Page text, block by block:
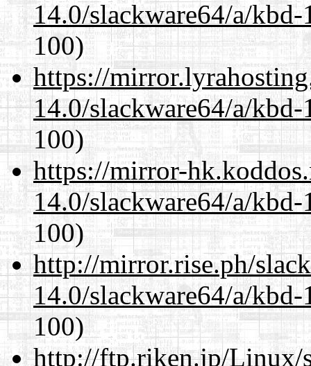
14.0/slackware64/a/
100)
https://
14.0/slackware64/a/
100)
https://mirror-
14.0/slackware64/a/
100)
http://mirror.rise.ph/
14.0/slackware64/a/
100)
http://ftp.riken.jp/Linux/